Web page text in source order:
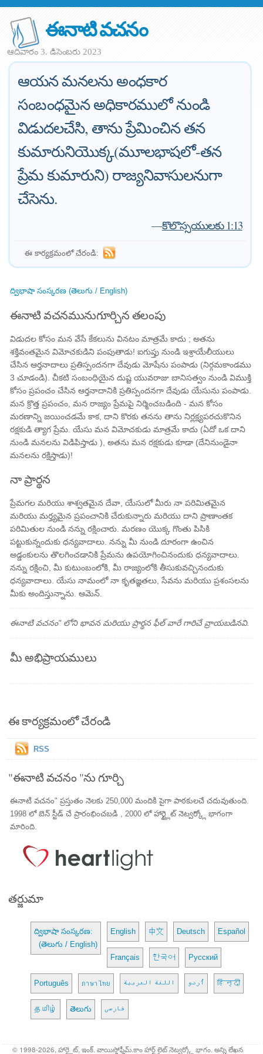
ఈనాటి వచనం
ఆదివారం 3. డిసెంబరు 2023
ఆయన మనలను అంధకార
సంబంధమైన అధికారములో నుండి
విడుదలచేసి, తాను ప్రేమించిన తన
కుమారునియొక్క(మూలభాషలో-తన
ప్రేమ కుమారుని) రాజ్యనివాసులనుగా
చేసెను.
—కొలొస్సయులకు 1:13
ఈ కార్యక్రమంలో చేరండి:
ద్విభాషా సంస్కరణ (తెలుగు / English)
ఈనాటి వచనమునుగూర్చిన తలంపు
విడుదల కోసం మన వేసే కేకలును వినటం మాత్రమే కాదు ; అతను
శక్తివంతమైన విమోచకుడిని పంపుతాడు! ఐగుప్తు నుండి ఇశ్రాయేలీయులు
చేసిన ఆర్తనాదాలు ప్రతిస్పందనగా దేవుడు మోషేను పంపాడు (నిర్గమకాండము
3 చూడండి). చీకటి సంబంధియైన దుష్ట యువరాజు బానిసత్వం నుండి విముక్తి
కోసం ప్రపంచం చేసిన ఆర్తనాదానికి ప్రతిస్పందనగా దేవుడు యేసును పంపాడు.
మన క్రొత్త ప్రపంచం, మన రాజ్యం ప్రేమపై నిర్మించబడింది - మన కోసం
మరణాన్ని జయించడమే కాక, దాని కొరకు తనను తాను నిర్లక్ష్యపరచుకొనిన
రక్షకుడి త్యాగ ప్రేమ. యేసు మన విమోచకుడు మాత్రమే కాదు (ఏదో ఒక దాని
నుండి మనలను విడిపిస్తాడు ), అతను మన రక్షకుడు కూడా (దేనినుండైనా
మనలను రక్షిస్తాడు)!
నా ప్రార్థన
ప్రేమగల మరియు శాశ్వతమైన దేవా, యేసులో మీరు నా పరిమితమైన
మరియు మర్త్యమైన ప్రపంచానికి చేరుకున్నారు మరియు దాని ప్రాణాంతక
పరిమితుల నుండి నన్ను రక్షించారు. మరణం యొక్క గొంతు పిసికి
పట్టుకున్నందుకు ధన్యవాదాలు. నన్ను మీ నుండి దూరంగా ఉంచిన
అడ్డంకులను తొలగించడానికి ప్రేమను ఉపయోగించినందుకు ధన్యవాదాలు.
నన్ను రక్షించి, మీ కుటుంబంలోకి, మీ రాజ్యంలోకి తీసుకువచ్చినందుకు
ధన్యవాదాలు. యేసు నామంలో నా కృతజ్ఞతలు, సేవను మరియు ప్రశంసలను
మీకు అందిస్తున్నాను. ఆమెన్.
ఈనాటి వచనం" లోని భావన మరియు ప్రార్థన ఫీల్ వారే గారిచే వ్రాయబడినవి.
మీ అభిప్రాయములు
ఈ కార్యక్రమంలో చేరండి
RSS
"ఈనాటి వచనం "ను గూర్చి
ఈనాటి వచనం" ప్రస్తుతం నెలకు 250,000 మందికి పైగా పాఠకులచే చదువుతుంది.
1998 లో బెన్ స్టీడ్ చే ప్రారంభించబడి , 2000 లో హార్ట్లైట్ నెట్వర్క్లో భాగంగా
మారింది.
తర్జుమా
ద్విభాషా సంస్కరణ:
(తెలుగు / English)
English 中文 Deutsch Español
Français 한국어 Русский
Português ภาษาไทย اللغة العربية اُردو हिन्दी
தமிழ் తెలుగు فارسی
© 1998-2026, హార్ట్లైట్, ఇంక్. వాయిస్హోఫ్హీమ్.కాం హార్ట్ లైట్ నెట్వర్క్లో భాగం. అన్ని లేఖన